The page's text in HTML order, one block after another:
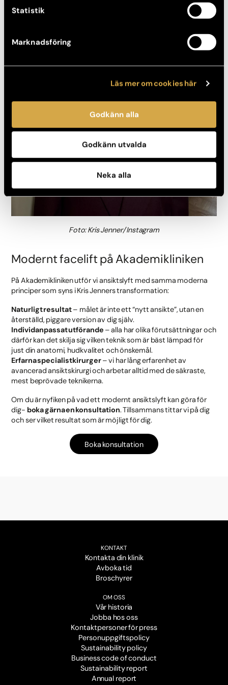
Statistik
Marknadsföring
Läs mer om cookies här
Godkänn alla
Godkänn utvalda
Neka alla
Foto: Kris Jenner/Instagram
Modernt facelift på Akademikliniken
På Akademikliniken utför vi ansiktslyft med samma moderna
principer som syns i Kris Jenners transformation:
Naturligt resultat– målet är inte ett “nytt ansikte”, utan en
återställd, piggare version av dig själv.
Individanpassat utförande – alla har olika förutsättningar och
därför kan det skilja sig vilken teknik som är bäst lämpad för
just din anatomi, hudkvalitet och önskemål.
Erfarna specialistkirurger– vi har lång erfarenhet av
avancerad ansiktskirurgi och arbetar alltid med de säkraste,
mest beprövade teknikerna.
Om du är nyfiken på vad ett modernt ansiktslyft kan göra för
dig- boka gärna en konsultation. Tillsammans tittar vi på dig
och ser vilket resultat som är möjligt för dig.
Boka konsultation
KONTAKT
Kontakta din klinik
Avboka tid
Broschyrer
OM OSS
Vår historia
Jobba hos oss
Kontaktpersoner för press
Personuppgiftspolicy
Sustainability policy
Business code of conduct
Sustainability report
Annual report